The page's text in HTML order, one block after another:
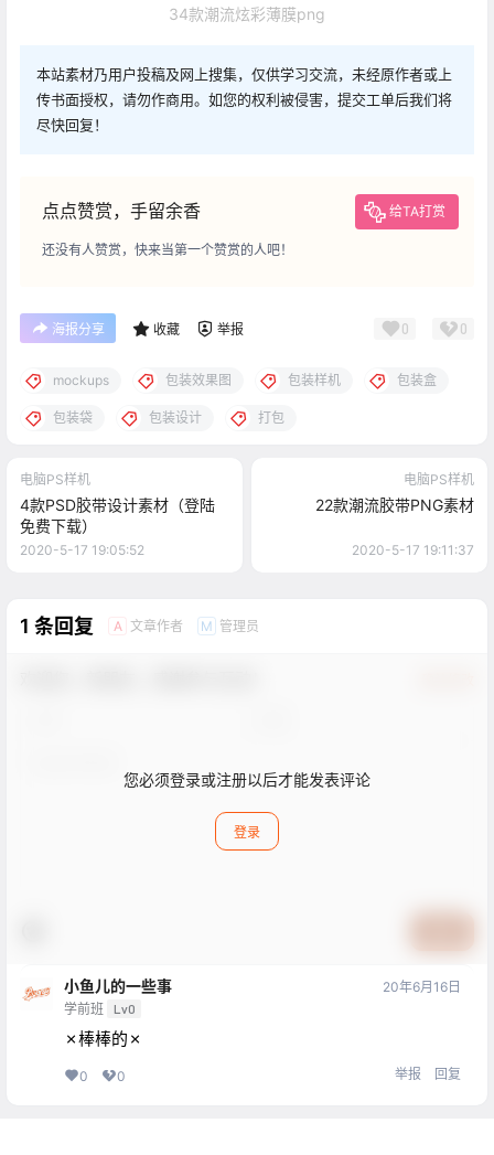
34款潮流炫彩薄膜png
本站素材乃用户投稿及网上搜集，仅供学习交流，未经原作者或上
传书面授权，请勿作商用。如您的权利被侵害，提交工单后我们将
尽快回复！
点点赞赏，手留余香 给TA打赏
还没有人赞赏，快来当第一个赞赏的人吧！
海报分享 收藏 举报 0 0
mockups 包装效果图 包装样机 包装盒
包装袋 包装设计 打包
电脑PS样机
4款PSD胶带设计素材（登陆
免费下载）
2020-5-17 19:05:52
电脑PS样机
22款潮流胶带PNG素材
2020-5-17 19:11:37
1 条回复 A 文章作者 M 管理员
您必须登录或注册以后才能发表评论
登录
小鱼儿的一些事
学前班 Lv0
20年6月16日
✗棒棒的✗
0 0 举报 回复